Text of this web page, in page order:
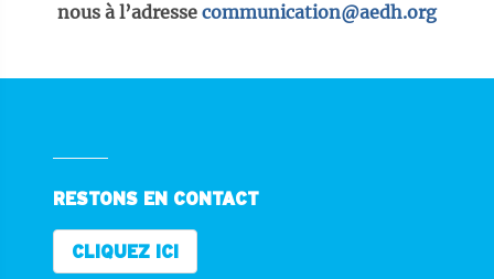
nous à l’adresse communication@aedh.org
RESTONS EN CONTACT
CLIQUEZ ICI